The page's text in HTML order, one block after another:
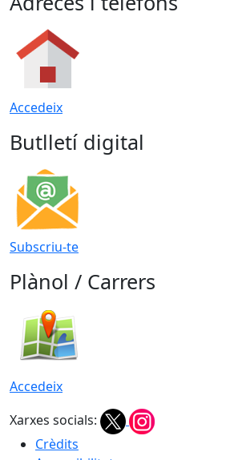
Accedeix
Butlletí digital
Subscriu-te
Plànol / Carrers
Accedeix
Xarxes socials:
Crèdits